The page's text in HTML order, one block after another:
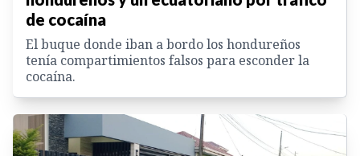
de cocaína
El buque donde iban a bordo los hondureños
tenía compartimientos falsos para esconder la
cocaína.